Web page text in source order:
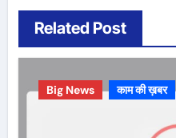
Related Post
Big News काम की ख़बर